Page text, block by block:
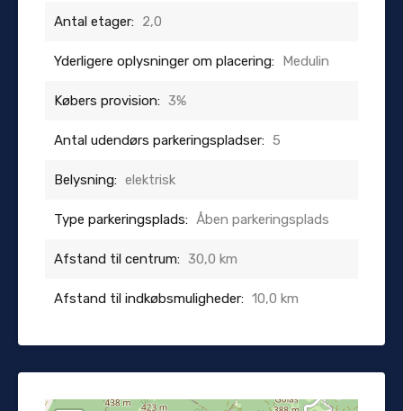
Antal etager: 2,0
Yderligere oplysninger om placering: Medulin
Købers provision: 3%
Antal udendørs parkeringspladser: 5
Belysning: elektrisk
Type parkeringsplads: Åben parkeringsplads
Afstand til centrum: 30,0 km
Afstand til indkøbsmuligheder: 10,0 km